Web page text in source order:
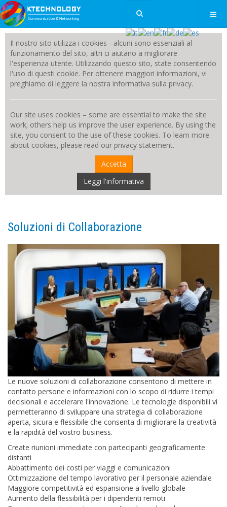
Il nostro sito utilizza i cookies - alcuni sono essenziali al
funzionamento del sito, altri ci aiutano a migliorare
l'esperienza utente. Utilizzando questo sito, state consentendo
l'uso di questi cookie. Per ottenere maggiori informazioni, vi
preghiamo di leggere la nostra informativa sulla privacy.
Our site uses cookies – some are essential to make the site
work; others help us improve the user experience. By using the
site, you consent to the use of these cookies. To learn more
about cookies, please read our privacy statement.
Accetta
Leggi l'informativa
Soluzioni di Collaborazione
Le nuove soluzioni di collaborazione consentono di mettere in
contatto persone e informazioni con lo scopo di ridurre i tempi
decisionali e accelerare l'innovazione. Le tecnologie disponibili vi
permetteranno di sviluppare una strategia di collaborazione
aperta, sicura e flessibile che consenta di migliorare la creatività
e la rapidità del vostro business.
Create riunioni immediate con partecipanti geograficamente
distanti
Abbattimento dei costi per viaggi e comunicazioni
Ottimizzazione del tempo lavorativo per il personale aziendale
Maggiore competitività ed espansione a livello globale
Aumento della flessibilità per i dipendenti remoti